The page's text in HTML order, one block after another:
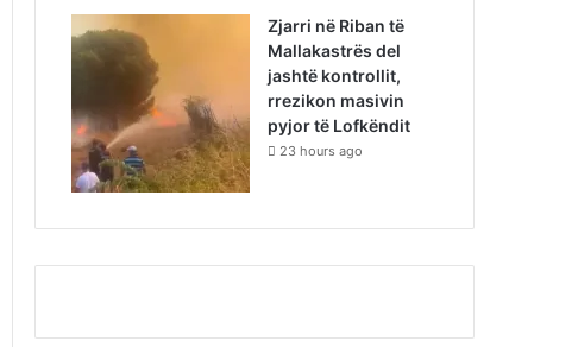
Zjarri në Riban të
Mallakastrës del
jashtë kontrollit,
rrezikon masivin
pyjor të Lofkëndit
23 hours ago